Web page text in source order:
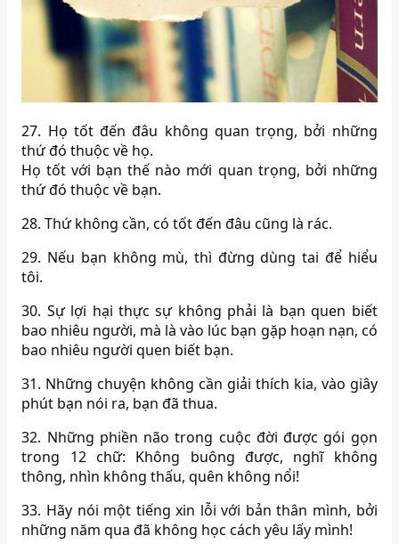
27. Họ tốt đến đâu không quan trọng, bởi những
thứ đó thuộc về họ.
Họ tốt với bạn thế nào mới quan trọng, bởi những
thứ đó thuộc về bạn.
28. Thứ không cần, có tốt đến đâu cũng là rác.
29. Nếu bạn không mù, thì đừng dùng tai để hiểu
tôi.
30. Sự lợi hại thực sự không phải là bạn quen biết
bao nhiêu người, mà là vào lúc bạn gặp hoạn nạn, có
bao nhiêu người quen biết bạn.
31. Những chuyện không cần giải thích kia, vào giây
phút bạn nói ra, bạn đã thua.
32. Những phiền não trong cuộc đời được gói gọn
trong 12 chữ: Không buông được, nghĩ không
thông, nhìn không thấu, quên không nổi!
33. Hãy nói một tiếng xin lỗi với bản thân mình, bởi
những năm qua đã không học cách yêu lấy mình!